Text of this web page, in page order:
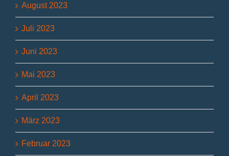
August 2023
Juli 2023
Juni 2023
Mai 2023
April 2023
März 2023
Februar 2023